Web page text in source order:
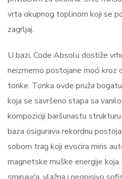
vrta okupnog toplinom koji se
zagrljaj.
U bazi, Code Absolu dostiže
neizmerno postojane moći kroz
tonke. Tonka ovde pruža
koja se savršeno stapa sa
kompoziciji baršunastu
baza osigurava rekordnu
sobom trag koji evocira miris
magnetske muške energije koja